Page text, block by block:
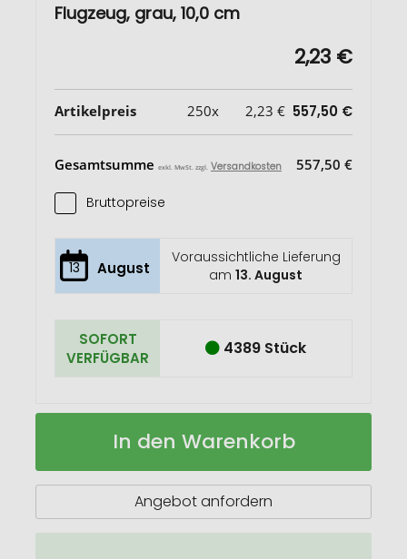
Flugzeug, grau, 10,0 cm
2,23 €
Artikelpreis 250x 2,23 € 557,50 €
Gesamtsumme exkl. MwSt. zzgl. Versandkosten 557,50 €
Bruttopreise
13 August
Voraussichtliche Lieferung
am13. August
SOFORT
VERFÜGBAR
4389 Stück
Anti-
Flugzeug
Auf
In den Warenkorb
Angebot anfordern